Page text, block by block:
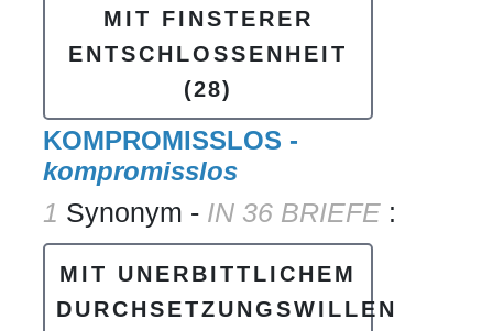
MIT FINSTERER
ENTSCHLOSSENHEIT
(28)
KOMPROMISSLOS -
kompromisslos
1 Synonym - IN 36 BRIEFE :
MIT UNERBITTLICHEM
DURCHSETZUNGSWILLEN